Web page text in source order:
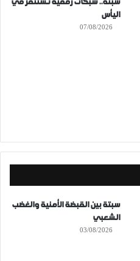
سبتة.. شبكات رقمية تستثمر في
اليأس
07/08/2026
سبتة بين القبضة الأمنية والغضب
الشعبي
03/08/2026